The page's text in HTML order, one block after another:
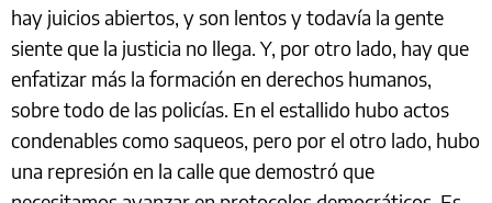
hay juicios abiertos, y son lentos y todavía la gente
siente que la justicia no llega. Y, por otro lado, hay que
enfatizar más la formación en derechos humanos,
sobre todo de las policías. En el estallido hubo actos
condenables como saqueos, pero por el otro lado, hubo
una represión en la calle que demostró que